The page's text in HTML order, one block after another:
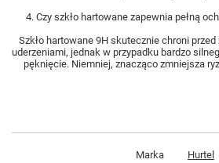
4. Czy szkło hartowane zapewnia pełną
Szkło hartowane 9H skutecznie chroni
uderzeniami, jednak w przypadku bardzo
pęknięcie. Niemniej, znacząco zmniejsza
Marka Hurtel